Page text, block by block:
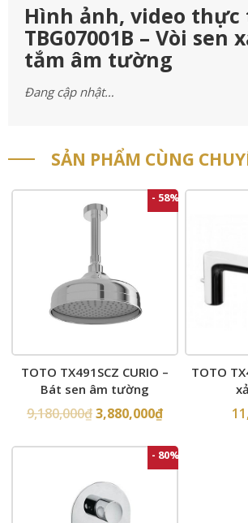
Hình ảnh, video thực
TBG07001B – Vòi sen
tắm âm tường
Đang cập nhật…
SẢN PHẨM CÙNG
- 58%
TOTO TX491SCZ CURIO –
Bát sen âm tường
9,180,000₫3,880,000₫
TOTO
- 80%